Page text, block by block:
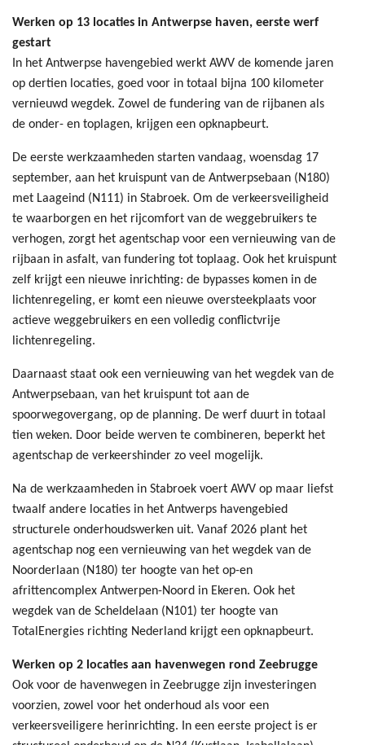
Werken op 13 locaties in Antwerpse haven, eerste werf
gestart
In het Antwerpse havengebied werkt AWV de komende jaren
op dertien locaties, goed voor in totaal bijna 100 kilometer
vernieuwd wegdek. Zowel de fundering van de rijbanen als
de onder- en toplagen, krijgen een opknapbeurt.
De eerste werkzaamheden starten vandaag, woensdag 17
september, aan het kruispunt van de Antwerpsebaan (N180)
met Laageind (N111) in Stabroek. Om de verkeersveiligheid
te waarborgen en het rijcomfort van de weggebruikers te
verhogen, zorgt het agentschap voor een vernieuwing van de
rijbaan in asfalt, van fundering tot toplaag. Ook het kruispunt
zelf krijgt een nieuwe inrichting: de bypasses komen in de
lichtenregeling, er komt een nieuwe oversteekplaats voor
actieve weggebruikers en een volledig conflictvrije
lichtenregeling.
Daarnaast staat ook een vernieuwing van het wegdek van de
Antwerpsebaan, van het kruispunt tot aan de
spoorwegovergang, op de planning. De werf duurt in totaal
tien weken. Door beide werven te combineren, beperkt het
agentschap de verkeershinder zo veel mogelijk.
Na de werkzaamheden in Stabroek voert AWV op maar liefst
twaalf andere locaties in het Antwerps havengebied
structurele onderhoudswerken uit. Vanaf 2026 plant het
agentschap nog een vernieuwing van het wegdek van de
Noorderlaan (N180) ter hoogte van het op-en
afrittencomplex Antwerpen-Noord in Ekeren. Ook het
wegdek van de Scheldelaan (N101) ter hoogte van
TotalEnergies richting Nederland krijgt een opknapbeurt.
Werken op 2 locaties aan havenwegen rond Zeebrugge
Ook voor de havenwegen in Zeebrugge zijn investeringen
voorzien, zowel voor het onderhoud als voor een
verkeersveiligere herinrichting. In een eerste project is er